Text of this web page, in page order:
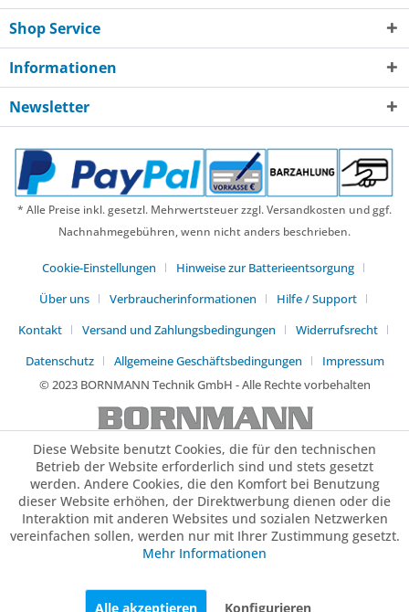
Shop Service
Informationen
Newsletter
* Alle Preise inkl. gesetzl. Mehrwertsteuer zzgl. Versandkosten und ggf.
Nachnahmegebühren, wenn nicht anders beschrieben.
Cookie-Einstellungen
Hinweise zur Batterieentsorgung
Über uns
Verbraucherinformationen
Hilfe / Support
Kontakt
Versand und Zahlungsbedingungen
Widerrufsrecht
Datenschutz
Allgemeine Geschäftsbedingungen
Impressum
© 2023 BORNMANN Technik GmbH - Alle Rechte vorbehalten
Diese Website benutzt Cookies, die für den technischen
Betrieb der Website erforderlich sind und stets gesetzt
werden. Andere Cookies, die den Komfort bei Benutzung
dieser Website erhöhen, der Direktwerbung dienen oder die
Interaktion mit anderen Websites und sozialen Netzwerken
vereinfachen sollen, werden nur mit Ihrer Zustimmung gesetzt.
Mehr Informationen
Alle akzeptieren Konfigurieren